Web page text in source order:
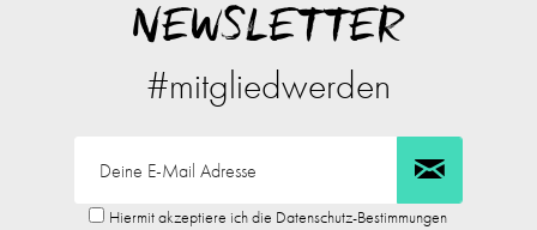
NEWSLETTER
#mitgliedwerden
Hiermit akzeptiere ich die Datenschutz-Bestimmungen